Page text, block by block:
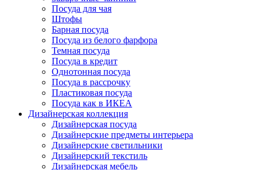
Посуда для чая
Штофы
Барная посуда
Посуда из белого фарфора
Темная посуда
Посуда в кредит
Однотонная посуда
Посуда в рассрочку
Пластиковая посуда
Посуда как в ИКЕА
Дизайнерская коллекция
Дизайнерская посуда
Дизайнерские предметы интерьера
Дизайнерские светильники
Дизайнерский текстиль
Дизайнерская мебель